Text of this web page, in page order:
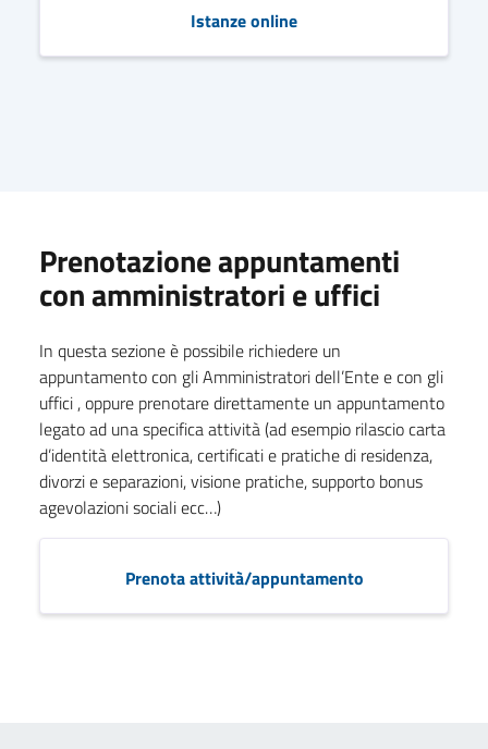
Istanze online
Prenotazione appuntamenti
con amministratori e uffici
In questa sezione è possibile richiedere un
appuntamento con gli Amministratori dell’Ente e con gli
uffici , oppure prenotare direttamente un appuntamento
legato ad una specifica attività (ad esempio rilascio carta
d’identità elettronica, certificati e pratiche di residenza,
divorzi e separazioni, visione pratiche, supporto bonus
agevolazioni sociali ecc…)
Prenota attività/appuntamento